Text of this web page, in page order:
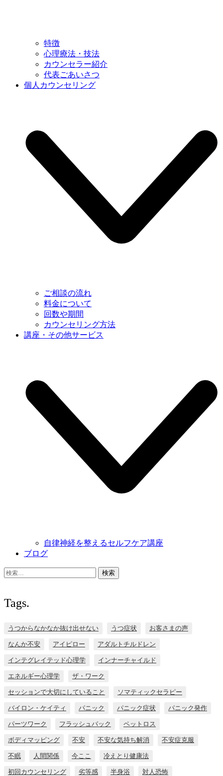
特徴
心理療法・技法
カウンセラー紹介
代表ごあいさつ
個人カウンセリング
ご相談の流れ
料金について
回数や期間
カウンセリング方法
講座・その他サービス
自律神経を整えるセルフケア講座
ブログ
検
Tags.
うつからなかなか抜け出せない うつ症状 お客さまの声
なんか不安 アイピロー アダルトチルドレン
インテグレイテッド心理学 インナーチャイルド
エネルギー心理学 ザ・ワーク
セッションで大切にしていること ソマティックセラピー
バイロン・ケイティ パニック パニック症状 パニック発作
パーツワーク フラッシュバック ペットロス
ボディマッピング 不安 不安な気持ち解消 不安症克服
不眠 人間関係 今ここ 冷えとり健康法
初回カウンセリング 劣等感 半身浴 対人恐怖